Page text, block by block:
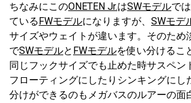
ちなみにこのONETEN Jr.はSWモデルで
ているFWモデルになりますが、 SWモデ
サイズやウェイトが違います。そのため
でSWモデルと FWモデルを使い分けるこ
同じフックサイズでも止めた時サスペン
フローティングにしたりシンキングにし
分けができるのもメガバスのルアーの面